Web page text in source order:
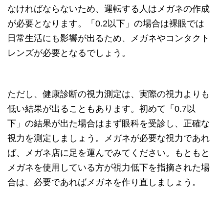
なければならないため、運転する人はメガネの作成
が必要となります。「0.2以下」の場合は裸眼では
日常生活にも影響が出るため、メガネやコンタクト
レンズが必要となるでしょう。
ただし、健康診断の視力測定は、実際の視力よりも
低い結果が出ることもあります。初めて「0.7以
下」の結果が出た場合はまず眼科を受診し、正確な
視力を測定しましょう。メガネが必要な視力であれ
ば、メガネ店に足を運んでみてください。もともと
メガネを使用している方が視力低下を指摘された場
合は、必要であればメガネを作り直しましょう。